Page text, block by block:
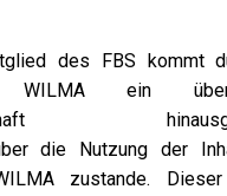
des FBS kommt
WILMA ein
die Nutzung der
zustande.